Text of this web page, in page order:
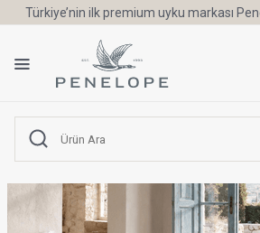
Türkiye’nin ilk premium uyku markası